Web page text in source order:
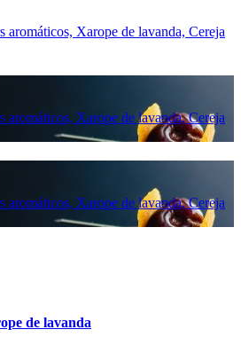
aromáticos, Xarope de lavanda, Cereja
aromáticos, Xarope de lavanda, Cereja
aromáticos, Xarope de lavanda, Cereja
de lavanda